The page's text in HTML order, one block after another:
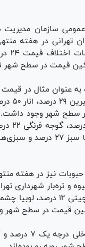
سازمان مدیریت
سطح شهر وجود